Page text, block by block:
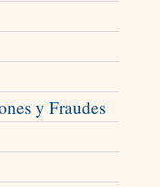
y Fraudes